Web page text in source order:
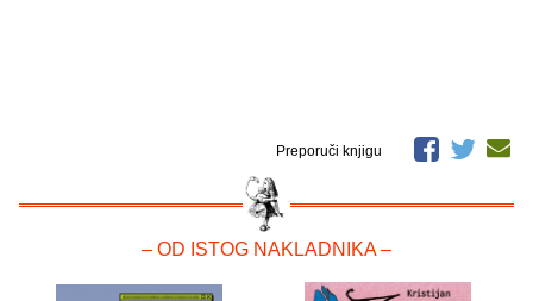
Preporuči knjigu
– OD ISTOG NAKLADNIKA –